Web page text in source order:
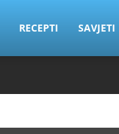
RECEPTI SAVJETI